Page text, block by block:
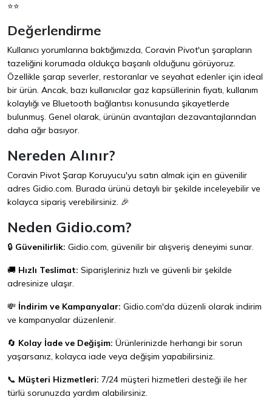
⭐⭐
Değerlendirme
Kullanıcı yorumlarına baktığımızda, Coravin Pivot'un şarapların
tazeliğini korumada oldukça başarılı olduğunu görüyoruz.
Özellikle şarap severler, restoranlar ve seyahat edenler için ideal
bir ürün. Ancak, bazı kullanıcılar gaz kapsüllerinin fiyatı, kullanım
kolaylığı ve Bluetooth bağlantısı konusunda şikayetlerde
bulunmuş. Genel olarak, ürünün avantajları dezavantajlarından
daha ağır basıyor.
Nereden Alınır?
Coravin Pivot Şarap Koruyucu'yu satın almak için en güvenilir
adres Gidio.com. Burada ürünü detaylı bir şekilde inceleyebilir ve
kolayca sipariş verebilirsiniz. 🎉
Neden Gidio.com?
🔒 Güvenilirlik: Gidio.com, güvenilir bir alışveriş deneyimi sunar.
🚚 Hızlı Teslimat: Siparişleriniz hızlı ve güvenli bir şekilde
adresinize ulaşır.
💸 İndirim ve Kampanyalar: Gidio.com'da düzenli olarak indirim
ve kampanyalar düzenlenir.
🔄 Kolay İade ve Değişim: Ürünlerinizde herhangi bir sorun
yaşarsanız, kolayca iade veya değişim yapabilirsiniz.
📞 Müşteri Hizmetleri: 7/24 müşteri hizmetleri desteği ile her
türlü sorunuzda yardım alabilirsiniz.